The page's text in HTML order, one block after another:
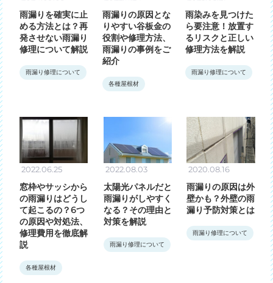
雨漏りを確実に止
める方法とは？再
発させない雨漏り
修理について解説
雨漏り修理について
雨漏りの原因とな
りやすい谷板金の
役割や修理方法、
雨漏りの事例をご
紹介
各種屋根材
雨染みを見つけた
ら要注意！放置す
るリスクと正しい
修理方法を解説
雨漏り修理について
2022.06.25
窓枠やサッシから
の雨漏りはどうし
て起こるの？6つ
の原因や対処法、
修理費用を徹底解
説
各種屋根材
2022.08.03
太陽光パネルだと
雨漏りがしやすく
なる？その理由と
対策を解説
雨漏り修理について
2020.08.16
雨漏りの原因は外
壁かも？外壁の雨
漏り予防対策とは
雨漏り修理について